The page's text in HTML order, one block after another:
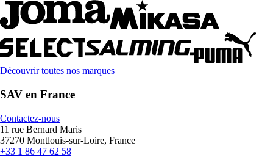
Découvrir toutes nos marques
SAV en France
Contactez-nous
11 rue Bernard Maris
37270 Montlouis-sur-Loire, France
+33 1 86 47 62 58